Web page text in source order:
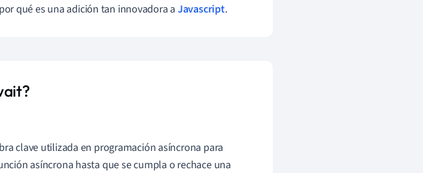
qué es una adición tan innovadora a Javascript.
clave utilizada en programación asíncrona para
asíncrona hasta que se cumpla o rechace una